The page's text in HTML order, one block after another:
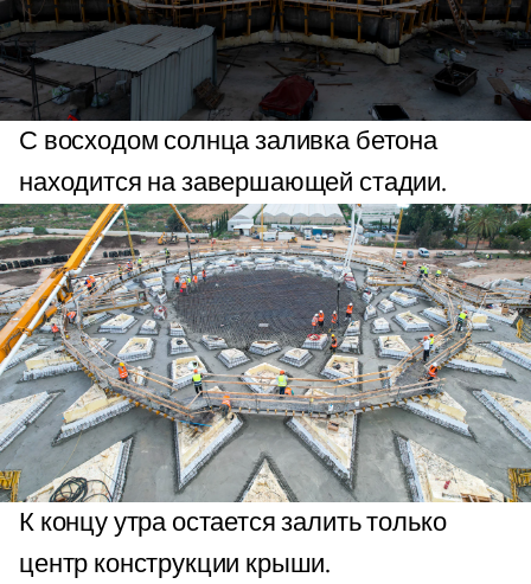
С восходом солнца заливка бетона
находится на завершающей стадии.
К концу утра остается залить только
центр конструкции крыши.